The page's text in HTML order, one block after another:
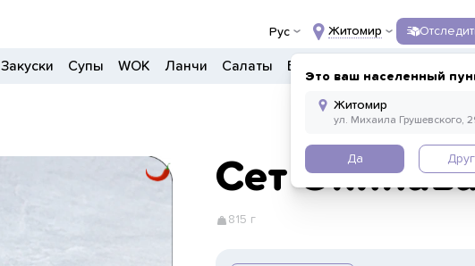
Рус Житомир
Это ваш населенный
Да
Закуски Супы WOK Ланчи Салаты Боулы
Сет
815 г